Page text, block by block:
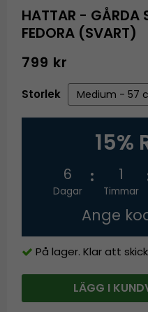
HATTAR - GÅRDA
FEDORA (SVART)
799 kr
Storlek
15%
6
Dagar
1
Timmar
Ange
På lager. Klar att
LÄGG I